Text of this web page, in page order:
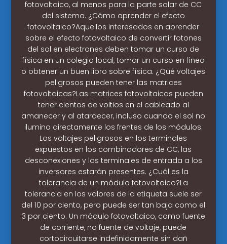
fotovoltaico, al menos para la parte solar de CC
del sistema. ¿Cómo aprender el efecto
fotovoltaico?Aquellos interesados en aprender
sobre el efecto fotovoltaico de convertir fotones
del sol en electrones deben tomar un curso de
física en un colegio local, tomar un curso en línea
o obtener un buen libro sobre física. ¿Qué voltajes
peligrosos pueden tener las matrices
fotovoltaicas?Las matrices fotovoltaicas pueden
tener cientos de voltios en el cableado al
amanecer y al atardecer, incluso cuando el sol no
ilumina directamente los frentes de los módulos.
Los voltajes peligrosos en los terminales
expuestos en los combinadores de CC, las
desconexiones y los terminales de entrada a los
inversores estarán presentes. ¿Cuál es la
tolerancia de un módulo fotovoltaico?La
tolerancia en los valores de la etiqueta suele ser
del 10 por ciento, pero puede ser tan baja como el
3 por ciento. Un módulo fotovoltaico, como fuente
de corriente, no fuente de voltaje, puede
cortocircuitarse indefinidamente sin dañ